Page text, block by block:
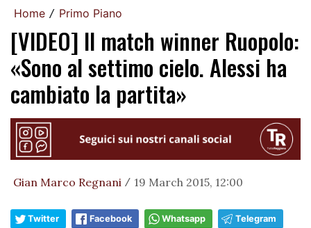
Home / Primo Piano
[VIDEO] Il match winner Ruopolo:
«Sono al settimo cielo. Alessi ha
cambiato la partita»
Gian Marco Regnani / 19 March 2015, 12:00
Twitter Facebook Whatsapp Telegram